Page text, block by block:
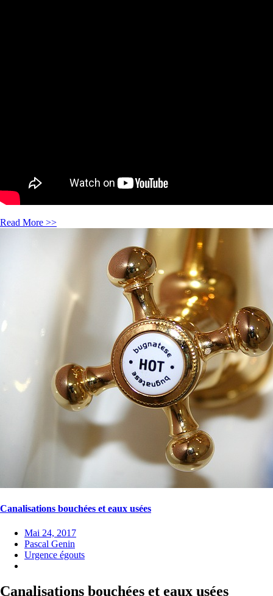
Read More >>
Canalisations bouchées et eaux usées
Mai 24, 2017
Pascal Genin
Urgence égouts
Canalisations bouchées et eaux usées